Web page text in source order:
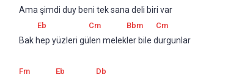
Ama şimdi duy beni tek sana deli biri var
Eb Cm Bbm Cm
Bak hep yüzleri gülen melekler bile durgunlar
Fm Eb Db